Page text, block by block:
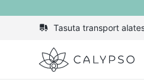
Tasuta transport
Calypso